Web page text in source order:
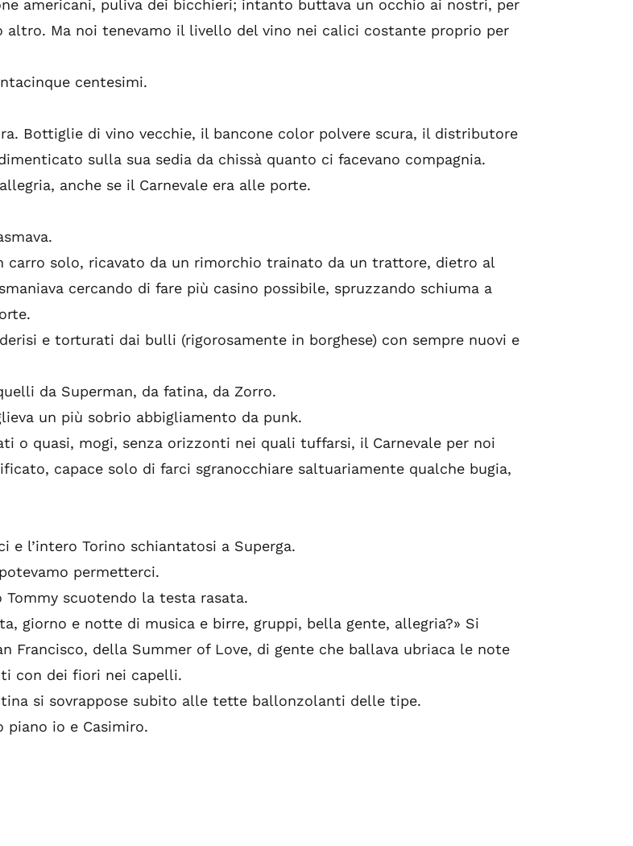
americani, puliva dei bicchieri; intanto buttava un occhio ai nostri, per
altro. Ma noi tenevamo il livello del vino nei calici costante proprio per
centesimi.
Bottiglie di vino vecchie, il bancone color polvere scura, il distributore
sulla sua sedia da chissà quanto ci facevano compagnia.
anche se il Carnevale era alle porte.
carro solo, ricavato da un rimorchio trainato da un trattore, dietro al
cercando di fare più casino possibile, spruzzando schiuma a
e torturati dai bulli (rigorosamente in borghese) con sempre nuovi e
da Superman, da fatina, da Zorro.
un più sobrio abbigliamento da punk.
o quasi, mogi, senza orizzonti nei quali tuffarsi, il Carnevale per noi
capace solo di farci sgranocchiare saltuariamente qualche bugia,
l’intero Torino schiantatosi a Superga.
permetterci.
Tommy scuotendo la testa rasata.
giorno e notte di musica e birre, gruppi, bella gente, allegria?» Si
Francisco, della Summer of Love, di gente che ballava ubriaca le note
con dei fiori nei capelli.
si sovrappose subito alle tette ballonzolanti delle tipe.
piano io e Casimiro.